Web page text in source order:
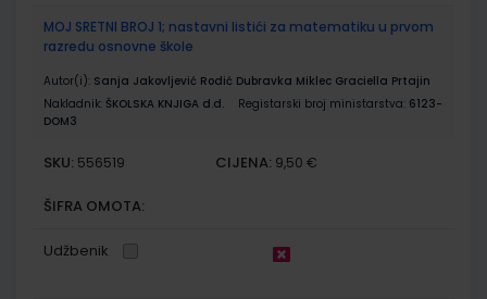
MOJ SRETNI BROJ 1; nastavni listići za matematiku u prvom
razredu osnovne škole
Autor(i): Sanja Jakovljević Rodić Dubravka Miklec Graciella Prtajin
Nakladnik: ŠKOLSKA KNJIGA d.d. Registarski broj ministarstva: 6123-
DOM3
SKU: 556519 CIJENA: 9,50 €
ŠIFRA OMOTA:
Udžbenik